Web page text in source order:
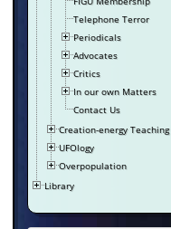
Telephone Terror
Periodicals
Advocates
Critics
In our own Matters
Contact Us
Creation-energy Teaching
UFOlogy
Overpopulation
Library